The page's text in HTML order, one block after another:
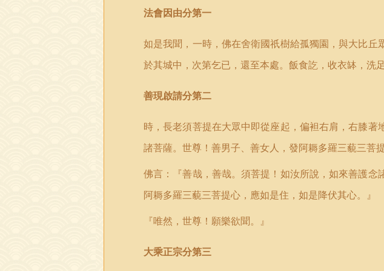
法會因由分第一
如是我聞，一時，佛在舍衛國祇樹給孤獨園，與大比丘
於其城中，次第乞已，還至本處。飯食訖，收衣缽，洗
善現啟請分第二
時，長老須菩提在大眾中即從座起，偏袒右肩，右膝
諸菩薩。世尊！善男子、善女人，發阿耨多羅三藐三菩
佛言：『善哉，善哉。須菩提！如汝所說，如來善護
阿耨多羅三藐三菩提心，應如是住，如是降伏其心。』
『唯然，世尊！願樂欲聞。』
大乘正宗分第三